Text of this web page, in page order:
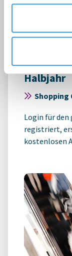
ECE mit
in den
Halbjahr
Shopping
Login für den
registriert,
kostenlosen